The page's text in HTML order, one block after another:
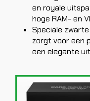
en royale
hoge RAM- en
Speciale
zorgt voor een
een elegante